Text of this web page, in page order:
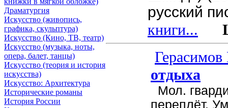
Драматургия
Искусствo (живопись,
графика, скульптура)
Искусствo (Кино, ТВ, театр)
Искусствo (музыка, ноты,
опера, балет, танцы)
Искусствo (теория и история
искусства)
Искусство: Архитектура
Исторические романы
История России
русский
книги...
отдыха
Мол.
переплёт,